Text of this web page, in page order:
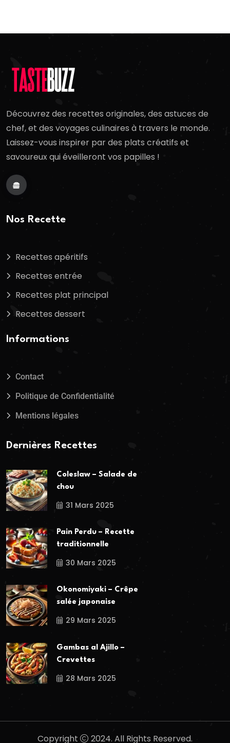
Découvrez des recettes originales, des astuces de
chef, et des voyages culinaires à travers le monde.
Laissez-vous inspirer par des plats créatifs et
savoureux qui éveilleront vos papilles !
Nos Recette
Recettes apéritifs
Recettes entrée
Recettes plat principal
Recettes dessert
Informations
Contact
Politique de Confidentialité
Mentions légales
Dernières Recettes
Coleslaw – Salade de
chou
31 Mars 2025
Pain Perdu – Recette
traditionnelle
30 Mars 2025
Okonomiyaki – Crêpe
salée japonaise
29 Mars 2025
Gambas al Ajillo –
Crevettes
28 Mars 2025
Copyright 2024. All Rights Reserved.